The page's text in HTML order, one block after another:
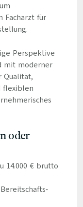
Facharzt für
Perspektive
mit moderner
Qualität,
flexiblen
oder
14.000 € brutto